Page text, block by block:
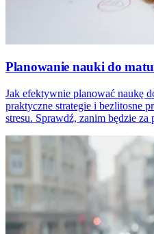
Planowanie nauki do
Jak efektywnie planować naukę
praktyczne strategie i bezlitosne
stresu. Sprawdź, zanim będzie za